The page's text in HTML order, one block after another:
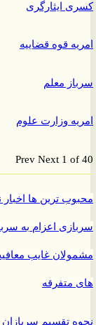
ایثارگری
قوه قضاییه
معلم
وزارت علوم
PrevNext 1
ترین هااخبار
اعزام به سربازی
غایبمعافیت
متفرقه
تقسیم سربازان پس